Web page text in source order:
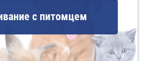
с питомцем